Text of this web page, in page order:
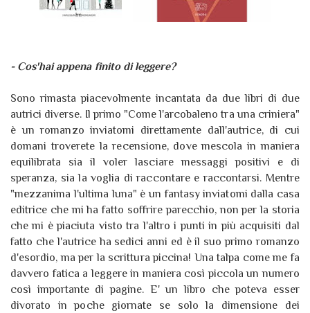
- Cos'hai appena finito di leggere?
Sono rimasta piacevolmente incantata da due libri di due
autrici diverse. Il primo "Come l'arcobaleno tra una criniera"
è un romanzo inviatomi direttamente dall'autrice, di cui
domani troverete la recensione, dove mescola in maniera
equilibrata sia il voler lasciare messaggi positivi e di
speranza, sia la voglia di raccontare e raccontarsi. Mentre
"mezzanima l'ultima luna" è un fantasy inviatomi dalla casa
editrice che mi ha fatto soffrire parecchio, non per la storia
che mi è piaciuta visto tra l'altro i punti in più acquisiti dal
fatto che l'autrice ha sedici anni ed è il suo primo romanzo
d'esordio, ma per la scrittura piccina! Una talpa come me fa
davvero fatica a leggere in maniera così piccola un numero
così importante di pagine. E' un libro che poteva esser
divorato in poche giornate se solo la dimensione dei